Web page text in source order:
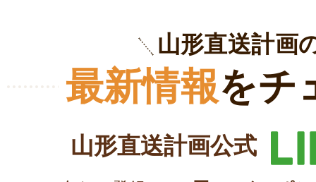
山形直送計画
最新情報をチ
山形直送計画公式